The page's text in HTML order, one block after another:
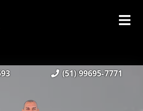
(51) 99695-7771